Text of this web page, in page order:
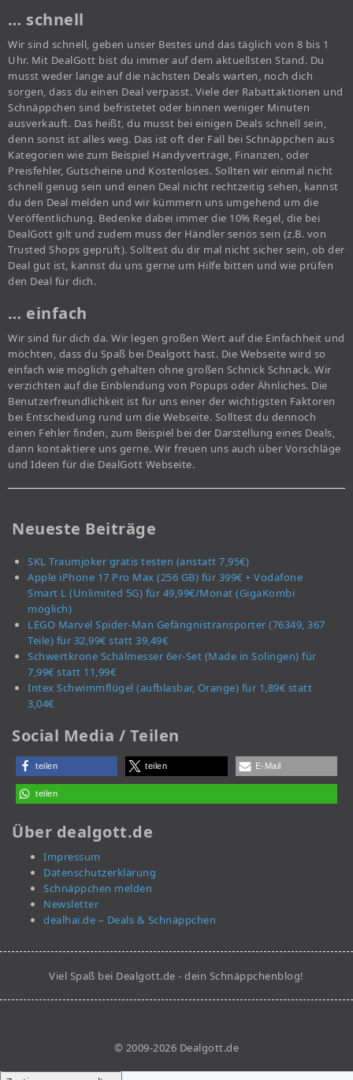
… schnell
Wir sind schnell, geben unser Bestes und das täglich von 8 bis 1
Uhr. Mit DealGott bist du immer auf dem aktuellsten Stand. Du
musst weder lange auf die nächsten Deals warten, noch dich
sorgen, dass du einen Deal verpasst. Viele der Rabattaktionen und
Schnäppchen sind befristetet oder binnen weniger Minuten
ausverkauft. Das heißt, du musst bei einigen Deals schnell sein,
denn sonst ist alles weg. Das ist oft der Fall bei Schnäppchen aus
Kategorien wie zum Beispiel Handyverträge, Finanzen, oder
Preisfehler, Gutscheine und Kostenloses. Sollten wir einmal nicht
schnell genug sein und einen Deal nicht rechtzeitig sehen, kannst
du den Deal melden und wir kümmern uns umgehend um die
Veröffentlichung. Bedenke dabei immer die 10% Regel, die bei
DealGott gilt und zudem muss der Händler seriös sein (z.B. von
Trusted Shops geprüft). Solltest du dir mal nicht sicher sein, ob der
Deal gut ist, kannst du uns gerne um Hilfe bitten und wie prüfen
den Deal für dich.
… einfach
Wir sind für dich da. Wir legen großen Wert auf die Einfachheit und
möchten, dass du Spaß bei Dealgott hast. Die Webseite wird so
einfach wie möglich gehalten ohne großen Schnick Schnack. Wir
verzichten auf die Einblendung von Popups oder Ähnliches. Die
Benutzerfreundlichkeit ist für uns einer der wichtigsten Faktoren
bei Entscheidung rund um die Webseite. Solltest du dennoch
einen Fehler finden, zum Beispiel bei der Darstellung eines Deals,
dann kontaktiere uns gerne. Wir freuen uns auch über Vorschläge
und Ideen für die DealGott Webseite.
Neueste Beiträge
SKL Traumjoker gratis testen (anstatt 7,95€)
Apple iPhone 17 Pro Max (256 GB) für 399€ + Vodafone
Smart L (Unlimited 5G) für 49,99€/Monat (GigaKombi
möglich)
LEGO Marvel Spider-Man Gefängnistransporter (76349, 367
Teile) für 32,99€ statt 39,49€
Schwertkrone Schälmesser 6er-Set (Made in Solingen) für
7,99€ statt 11,99€
Intex Schwimmflügel (aufblasbar, Orange) für 1,89€ statt
3,04€
Social Media / Teilen
teilen teilen E-Mail
teilen
Über dealgott.de
Impressum
Datenschutzerklärung
Schnäppchen melden
Newsletter
dealhai.de – Deals & Schnäppchen
Viel Spaß bei Dealgott.de - dein Schnäppchenblog!
© 2009-2026 Dealgott.de